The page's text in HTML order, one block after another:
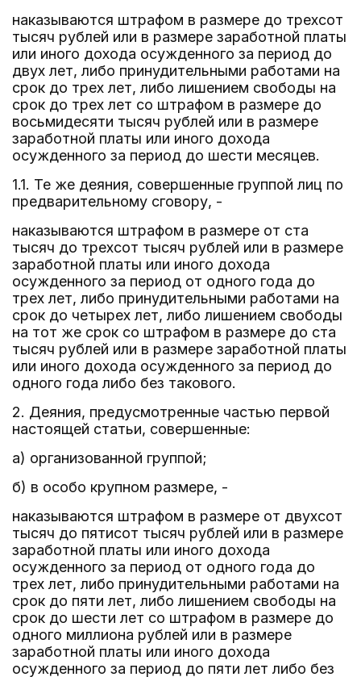
наказываются штрафом в размере до трехсот
тысяч рублей или в размере заработной платы
или иного дохода осужденного за период до
двух лет, либо принудительными работами на
срок до трех лет, либо лишением свободы на
срок до трех лет со штрафом в размере до
восьмидесяти тысяч рублей или в размере
заработной платы или иного дохода
осужденного за период до шести месяцев.
1.1. Те же деяния, совершенные группой лиц по
предварительному сговору, -
наказываются штрафом в размере от ста
тысяч до трехсот тысяч рублей или в размере
заработной платы или иного дохода
осужденного за период от одного года до
трех лет, либо принудительными работами на
срок до четырех лет, либо лишением свободы
на тот же срок со штрафом в размере до ста
тысяч рублей или в размере заработной платы
или иного дохода осужденного за период до
одного года либо без такового.
2. Деяния, предусмотренные частью первой
настоящей статьи, совершенные:
а) организованной группой;
б) в особо крупном размере, -
наказываются штрафом в размере от двухсот
тысяч до пятисот тысяч рублей или в размере
заработной платы или иного дохода
осужденного за период от одного года до
трех лет, либо принудительными работами на
срок до пяти лет, либо лишением свободы на
срок до шести лет со штрафом в размере до
одного миллиона рублей или в размере
заработной платы или иного дохода
осужденного за период до пяти лет либо без